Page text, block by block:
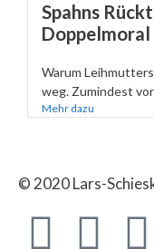
Spahns
Doppelmoral
Warum
weg. Zumindest
Mehr dazu
© 2020 Lars-